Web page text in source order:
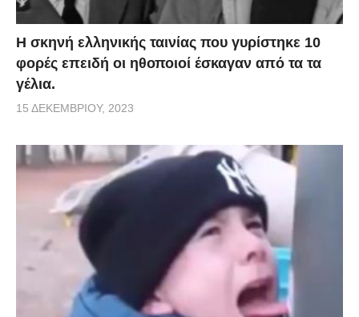
H σκηνή ελληνικής ταινίας που γυρίστηκε 10
φορές επειδή οι ηθοποιοί έσκαγαν από τα τα
γέλια.
15 ΔΕΚΕΜΒΡΊΟΥ, 2023